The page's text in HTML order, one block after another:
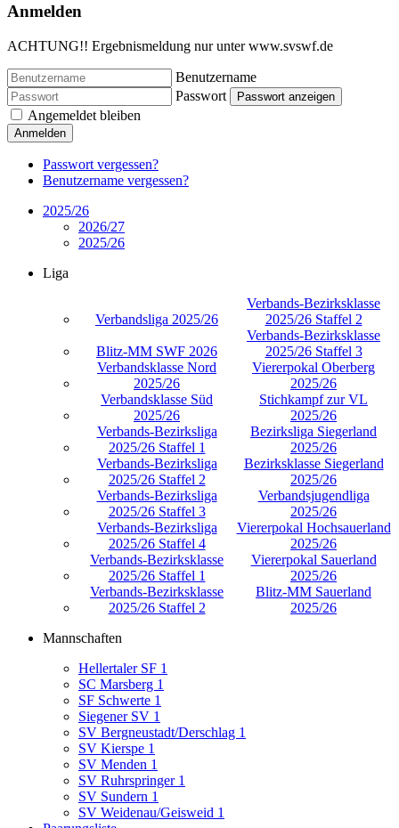
Anmelden
ACHTUNG!! Ergebnismeldung nur unter www.svswf.de
Benutzername
Passwort
Passwort anzeigen
Angemeldet bleiben
Anmelden
Passwort vergessen?
Benutzername vergessen?
2025/26
2026/27
2025/26
Liga
Verbandsliga 2025/26
Verbands-Bezirksklasse
2025/26 Staffel 2
Blitz-MM SWF 2026
Verbands-Bezirksklasse
2025/26 Staffel 3
Verbandsklasse Nord
2025/26
Viererpokal Oberberg
2025/26
Verbandsklasse Süd
2025/26
Stichkampf zur VL
2025/26
Verbands-Bezirksliga
2025/26 Staffel 1
Bezirksliga Siegerland
2025/26
Verbands-Bezirksliga
2025/26 Staffel 2
Bezirksklasse Siegerland
2025/26
Verbands-Bezirksliga
2025/26 Staffel 3
Verbandsjugendliga
2025/26
Verbands-Bezirksliga
2025/26 Staffel 4
Viererpokal Hochsauerland
2025/26
Verbands-Bezirksklasse
2025/26 Staffel 1
Viererpokal Sauerland
2025/26
Verbands-Bezirksklasse
2025/26 Staffel 2
Blitz-MM Sauerland
2025/26
Mannschaften
Hellertaler SF 1
SC Marsberg 1
SF Schwerte 1
Siegener SV 1
SV Bergneustadt/Derschlag 1
SV Kierspe 1
SV Menden 1
SV Ruhrspringer 1
SV Sundern 1
SV Weidenau/Geisweid 1